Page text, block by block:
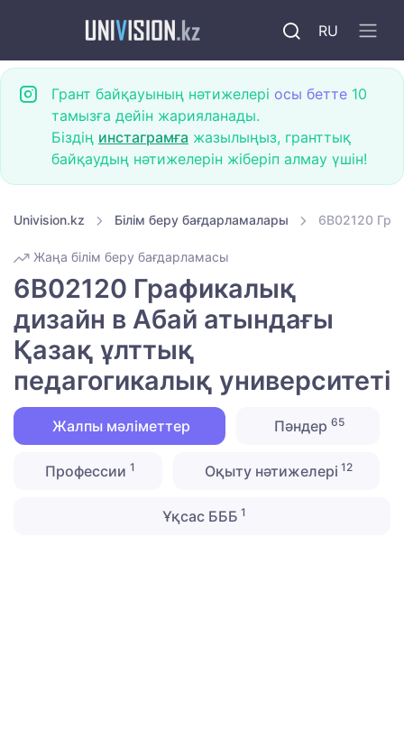
RU
Грант байқауының нәтижелері осы бетте 10
тамызға дейін жарияланады.
Біздің инстаграмға жазылыңыз, гранттық
байқаудың нәтижелерін жіберіп алмау үшін!
Univision.kz Білім беру бағдарламалары 6B02120
Жаңа білім беру бағдарламасы
6B02120 Графикалық
дизайн в Абай атындағы
Қазақ ұлттық
педагогикалық университеті
Жалпы мәліметтер Пәндер65
Профессии 1 Оқыту нәтижелері 12
Ұқсас БББ 1